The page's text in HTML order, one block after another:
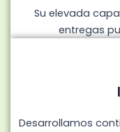
Su elevada
entregas
Desarrollamos